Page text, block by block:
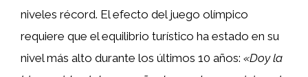
niveles récord. El efecto del juego olímpico
requiere que el equilibrio turístico ha estado en su
nivel más alto durante los últimos 10 años: «Doy la